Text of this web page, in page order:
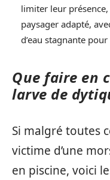
limiter leur
paysager adapté,
d’eau stagnante
Que faire en
larve de
Si malgré toutes
victime d’une
en piscine, voici